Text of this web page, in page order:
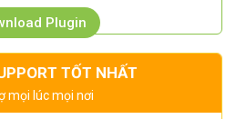
Plugin
TỐT NHẤT
mọi lúc mọi nơi